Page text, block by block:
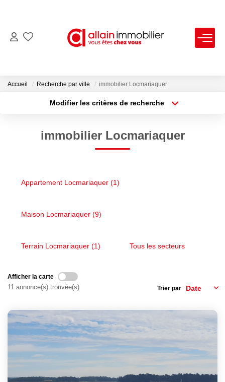
LOCATIONS
SYNDIC
Nos Offres D'emploi
Avis Clients
MON COMPTE
Accueil Recherche par ville immobilier Locmariaquer
Modifier les critères de recherche
Type de bienimmobilier Locmariaquer
Appartement Locmariaquer (1)
Maison Locmariaquer (9)
Terrain Locmariaquer (1) Tous les secteurs
Afficher la carte
11 annonce(s) trouvée(s) Trier par